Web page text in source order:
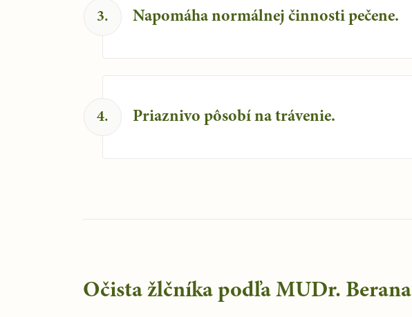
3. Napomáha normálnej činnosti pečene.
4. Priaznivo pôsobí na trávenie.
Očista žlčníka podľa MUDr. Berana